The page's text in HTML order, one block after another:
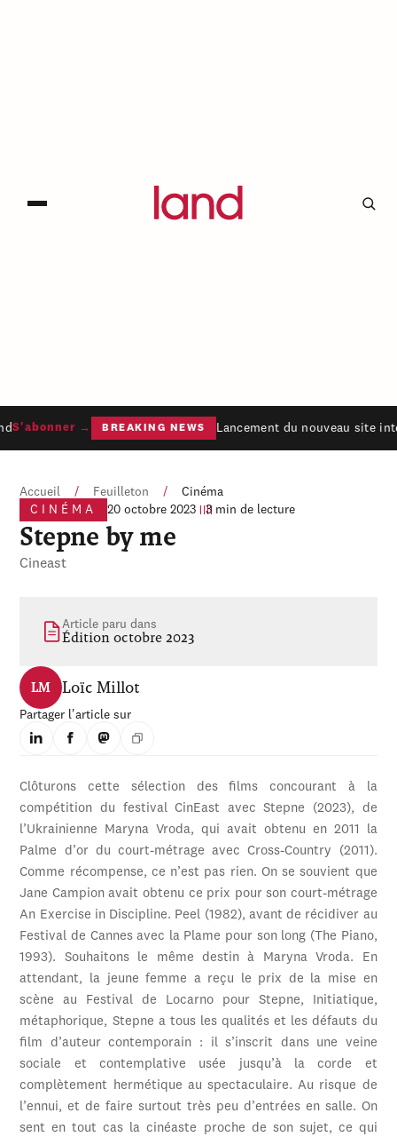
S'abonner → BREAKING NEWS Lancement du nouveau site
Accueil / Feuilleton /
Cinéma
CINÉMA
20 octobre 2023 3 min de lecture
Stepne by me
Cineast
Article paru dans
Édition octobre 2023
LM Loïc Millot
Partager l'article sur
Clôturons cette sélection des films concourant à la
compétition du festival CinEast avec Stepne (2023), de
l’Ukrainienne Maryna Vroda, qui avait obtenu en 2011 la
Palme d’or du court-métrage avec Cross-Country (2011).
Comme récompense, ce n’est pas rien. On se souvient que
Jane Campion avait obtenu ce prix pour son court-métrage
An Exercise in Discipline. Peel (1982), avant de récidiver au
Festival de Cannes avec la Plame pour son long (The Piano,
1993). Souhaitons le même destin à Maryna Vroda. En
attendant, la jeune femme a reçu le prix de la mise en
scène au Festival de Locarno pour Stepne, Initiatique,
métaphorique, Stepne a tous les qualités et les défauts du
film d’auteur contemporain : il s’inscrit dans une veine
sociale et contemplative usée jusqu’à la corde et
complètement hermétique au spectaculaire. Au risque de
l’ennui, et de faire surtout très peu d’entrées en salle. On
sent en tout cas la cinéaste proche de son sujet, ce qui